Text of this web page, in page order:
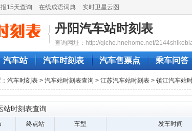
15天查询 在线成语词典 实时卫星云图
丹阳汽车站时刻表
查询网址：http://qiche.hnehome.net/
汽车站 汽车时刻表 汽车售票点 乘车问答
汽车时刻表 > 汽车站时刻表查询 > 江苏汽车站时刻表 > 镇江汽车站
站时刻表查询
终点站 车型 发车时间